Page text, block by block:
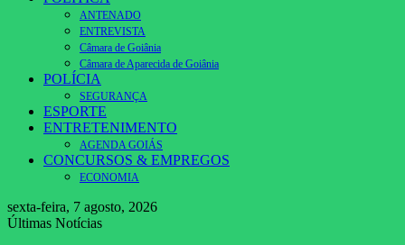
ANTENADO
ENTREVISTA
Câmara de Goiânia
Câmara de Aparecida de Goiânia
POLÍCIA
SEGURANÇA
ESPORTE
ENTRETENIMENTO
AGENDA GOIÁS
CONCURSOS & EMPREGOS
ECONOMIA
sexta-feira, 7 agosto, 2026
Últimas Notícias